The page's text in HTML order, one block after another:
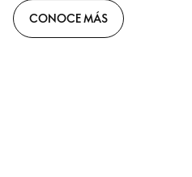
CONOCE MÁS